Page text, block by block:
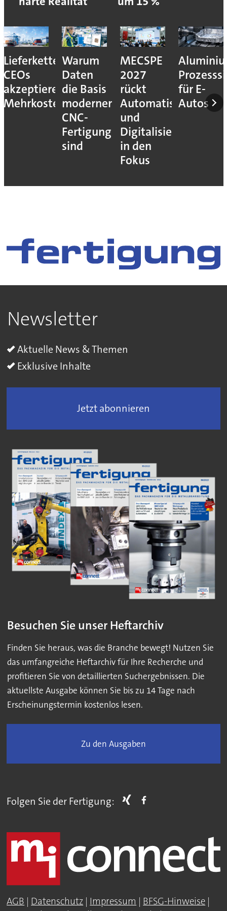
Lieferkettenresilienz:
CEOs
akzeptieren
Mehrkosten
Warum
Daten
die Basis
moderner
CNC-
Fertigung
sind
MECSPE
2027
rückt
Automatisierung
und
Digitalisierung
in den
Fokus
für E-
Autos
Newsletter
Aktuelle News & Themen
Exklusive Inhalte
Jetzt abonnieren
Besuchen Sie unser Heftarchiv
Finden Sie heraus, was die Branche bewegt! Nutzen Sie
das umfangreiche Heftarchiv für Ihre Recherche und
profitieren Sie von detaillierten Suchergebnissen. Die
aktuellste Ausgabe können Sie bis zu 14 Tage nach
Erscheinungstermin kostenlos lesen.
Zu den Ausgaben
Folgen Sie der Fertigung:
AGB | Datenschutz | Impressum | BFSG-Hinweise |